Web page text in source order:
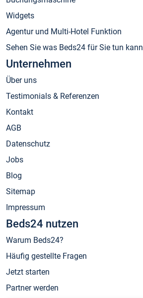
Widgets
Agentur und Multi-Hotel Funktion
Sehen Sie was Beds24 für Sie tun kann
Unternehmen
Über uns
Testimonials & Referenzen
Kontakt
AGB
Datenschutz
Jobs
Blog
Sitemap
Impressum
Beds24 nutzen
Warum Beds24?
Häufig gestellte Fragen
Jetzt starten
Partner werden